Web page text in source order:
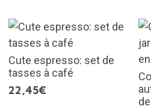
Cute espresso: set de
tasses à café
22,45€